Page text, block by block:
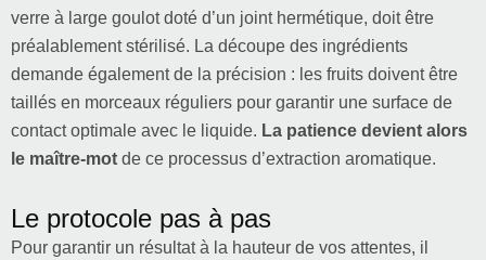
verre à large goulot doté d’un joint hermétique, doit être
préalablement stérilisé. La découpe des ingrédients
demande également de la précision : les fruits doivent être
taillés en morceaux réguliers pour garantir une surface de
contact optimale avec le liquide. La patience devient alors
le maître-mot de ce processus d’extraction aromatique.
Le protocole pas à pas
Pour garantir un résultat à la hauteur de vos attentes, il